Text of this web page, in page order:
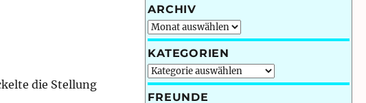
die Stellung
ARCHIV
Archiv
KATEGORIEN
Kategorien
FREUNDE